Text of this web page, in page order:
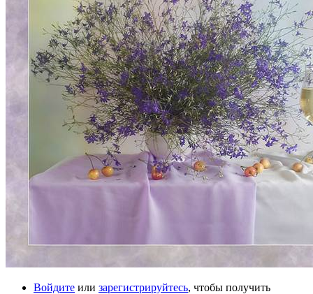
Войдите или зарегистрируйтесь, чтобы получить